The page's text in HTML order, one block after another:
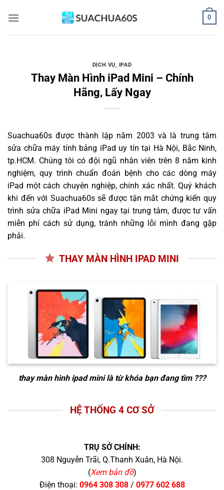
qua
0
DỊCH VỤ, IPAD
Thay Màn Hình iPad Mini – Chính
Hãng, Lấy Ngay
Suachua60s được thành lập năm 2003 và là trung tâm
sửa chữa máy tính bảng iPad uy tín tại Hà Nội, Bắc Ninh,
tp.HCM. Chúng tôi có đội ngũ nhân viên trên 8 năm kinh
nghiệm, quy trình chuẩn đoán bệnh cho các dòng máy
iPad một cách chuyên nghiệp, chính xác nhất. Quý khách
khi đến với Suachua60s sẽ được tận mắt chứng kiến quy
trình sửa chữa iPad Mini ngay tại trung tâm, được tư vấn
miễn phí cách sử dụng, tránh những lỗi mình đang gặp
phải.
THAY MÀN HÌNH IPAD MINI
thay màn hình ipad minilà từ khóa bạn đang tìm ???
HỆ THỐNG 4 CƠ SỞ
TRỤ SỞ CHÍNH:
308 Nguyễn Trãi, Q.Thanh Xuân, Hà Nội.
(Xem bản đồ)
Điện thoại: 0964 308 308/ 0977 602 688